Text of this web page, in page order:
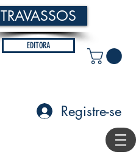
TRAVASSOS
EDITORA
Registre-se